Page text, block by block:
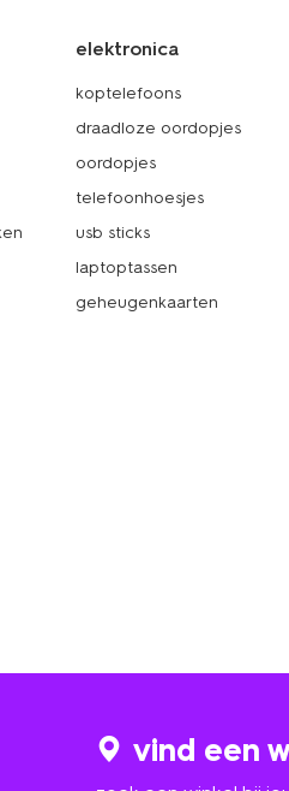
elektronica
koptelefoons
draadloze oordopjes
oordopjes
telefoonhoesjes
usb sticks
laptoptassen
geheugenkaarten
vind een